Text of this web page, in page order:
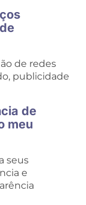
de redes
publicidade
de
meu
seus
e